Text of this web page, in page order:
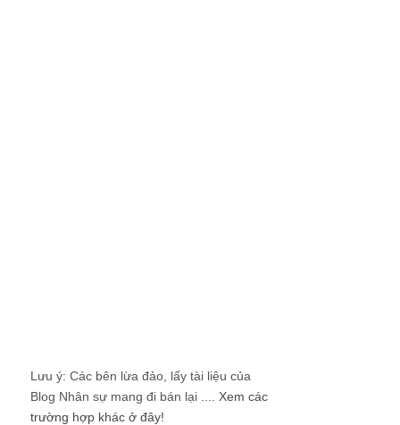
Lưu ý: Các bên lừa đảo, lấy tài liệu của
Blog Nhân sự mang đi bán lại .... Xem các
trường hợp khác ở đây!